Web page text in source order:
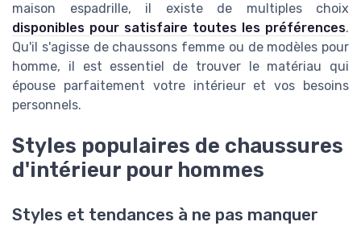
maison espadrille, il existe de multiples choix
disponibles pour satisfaire toutes les préférences.
Qu'il s'agisse de chaussons femme ou de modèles pour
homme, il est essentiel de trouver le matériau qui
épouse parfaitement votre intérieur et vos besoins
personnels.
Styles populaires de chaussures
d'intérieur pour hommes
Styles et tendances à ne pas manquer